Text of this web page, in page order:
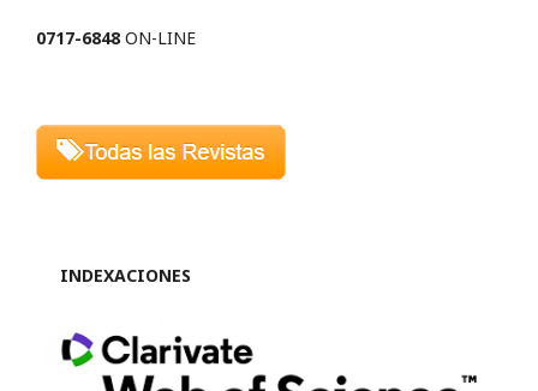
0717-6848ON-LINE
INDEXACIONES